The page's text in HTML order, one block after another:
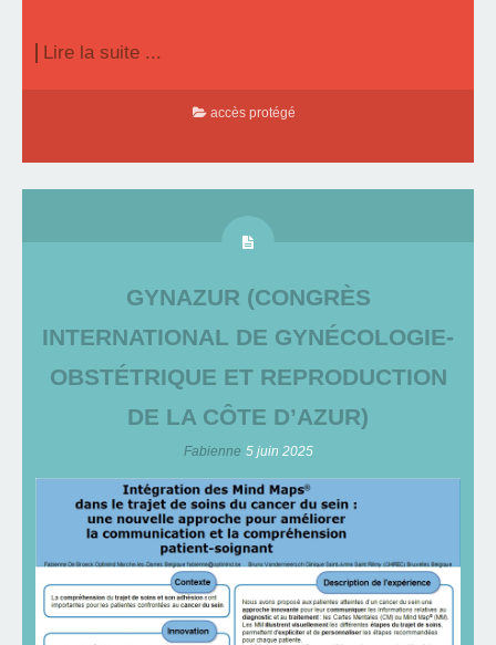
Lire la suite ...
accès protégé
GYNAZUR (CONGRÈS
INTERNATIONAL DE GYNÉCOLOGIE-
OBSTÉTRIQUE ET REPRODUCTION
DE LA CÔTE D’AZUR)
Fabienne 5 juin 2025